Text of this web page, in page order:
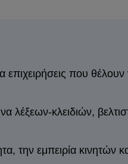
που
λέξεων-κλειδιών,
την εμπειρία κινητών